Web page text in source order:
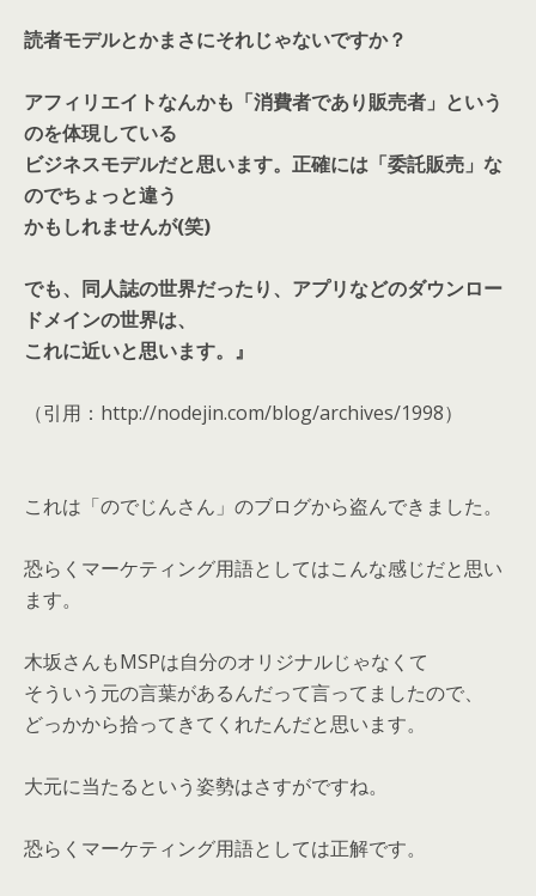
読者モデルとかまさにそれじゃないですか？
アフィリエイトなんかも「消費者であり販売者」という
のを体現している
ビジネスモデルだと思います。正確には「委託販売」な
のでちょっと違う
かもしれませんが(笑)
でも、同人誌の世界だったり、アプリなどのダウンロー
ドメインの世界は、
これに近いと思います。』
（引用：http://nodejin.com/blog/archives/1998）
これは「のでじんさん」のブログから盗んできました。
恐らくマーケティング用語としてはこんな感じだと思い
ます。
木坂さんもMSPは自分のオリジナルじゃなくて
そういう元の言葉があるんだって言ってましたので、
どっかから拾ってきてくれたんだと思います。
大元に当たるという姿勢はさすがですね。
恐らくマーケティング用語としては正解です。